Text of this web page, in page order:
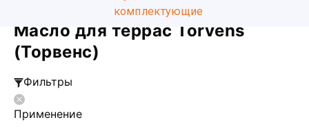
Масло для террас Torvens
(Торвенс)
Фильтры
Применение